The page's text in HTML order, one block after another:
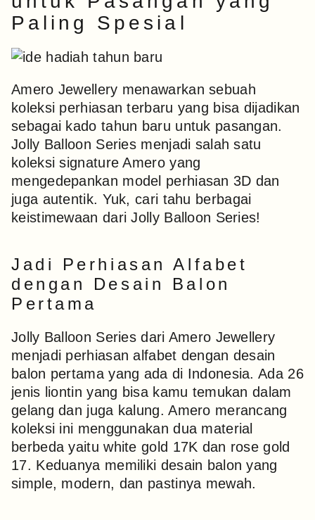
Paling Spesial
Amero Jewellery menawarkan sebuah
koleksi perhiasan terbaru yang bisa dijadikan
sebagai kado tahun baru untuk pasangan.
Jolly Balloon Series menjadi salah satu
koleksi signature Amero yang
mengedepankan model perhiasan 3D dan
juga autentik. Yuk, cari tahu berbagai
keistimewaan dari Jolly Balloon Series!
Jadi Perhiasan Alfabet
dengan Desain Balon
Pertama
Jolly Balloon Series dari Amero Jewellery
menjadi perhiasan alfabet dengan desain
balon pertama yang ada di Indonesia. Ada 26
jenis liontin yang bisa kamu temukan dalam
gelang dan juga kalung. Amero merancang
koleksi ini menggunakan dua material
berbeda yaitu white gold 17K dan rose gold
17. Keduanya memiliki desain balon yang
simple, modern, dan pastinya mewah.